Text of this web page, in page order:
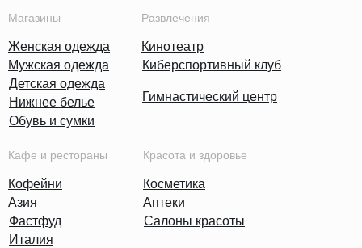
Магазины
Женская одежда
Мужская одежда
Детская одежда
Нижнее белье
Развлечения
Кинотеатр
Киберспортивный клуб
Гимнастический центр
Кафе и рестораны
Кофейни
Фастфуд
Италия
Азия
Красота и здоровье
Косметика
Аптеки
Салоны красоты
Обувь и сумки